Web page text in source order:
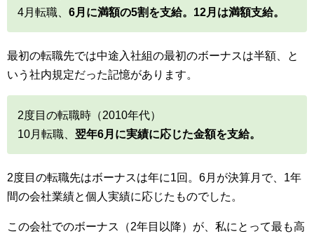
4月転職、 6月に満額の5割を支給。12月は満額支給。
最初の転職先では中途入社組の最初のボーナスは半額、と
いう社内規定だった記憶があります。
2度目の転職時（2010年代）
10月転職、 翌年6月に実績に応じた金額を支給。
2度目の転職先はボーナスは年に1回。6月が決算月で、1年
間の会社業績と個人実績に応じたものでした。
この会社でのボーナス（2年目以降）が、私にとって最も高